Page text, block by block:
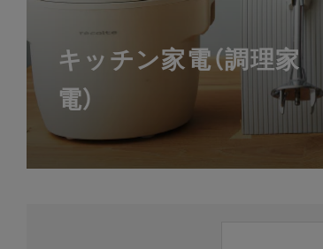
キッチン家電（調理家
電）